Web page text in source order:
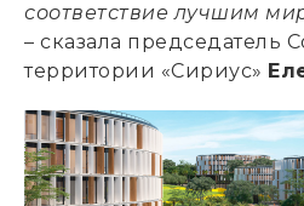
соответствие лучшим
– сказала председатель
территории «Сириус»